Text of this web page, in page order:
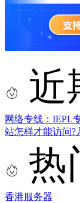
近
网络专线：IEPL
站怎样才能访问?
热
香港服务器